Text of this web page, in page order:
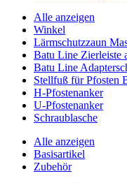
Alle anzeigen
Winkel
Lärmschutzzaun
Batu Line Zierleiste
Batu Line
Stellfuß für Pfosten
H-Pfostenanker
U-Pfostenanker
Schraublasche
Alle anzeigen
Basisartikel
Zubehör